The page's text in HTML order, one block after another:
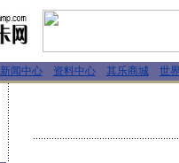
新闻中心 资料中心 其乐商城 世